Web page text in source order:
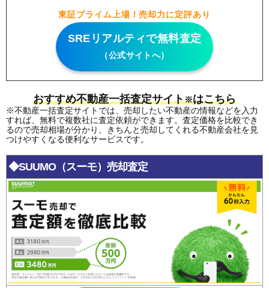
東証プライム上場！売却力に定評あり
SREリアルティで無料査定
（公式サイトへ）
おすすめ不動産一括査定サイト※はこちら
※不動産一括査定サイトでは、売却したい不動産の情報などを入力
すれば、無料で複数社に査定依頼ができます。査定価格を比較でき
るので売却相場が分かり、きちんと売却してくれる不動産会社を見
つけやすくなる便利なサービスです。
◆SUUMO（スーモ）売却査定